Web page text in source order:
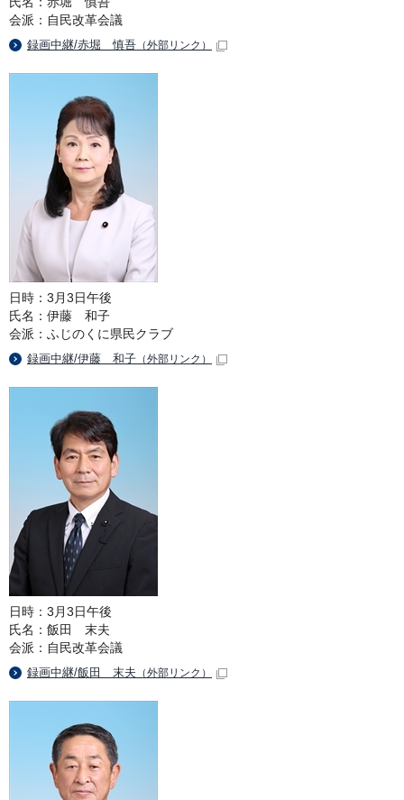
会派：自民改革会議
録画中継/赤堀 慎吾 （外部リンク）
日時：3月3日午後
氏名：伊藤 和子
会派：ふじのくに県民クラブ
録画中継/伊藤 和子 （外部リンク）
日時：3月3日午後
氏名：飯田 末夫
会派：自民改革会議
録画中継/飯田 末夫 （外部リンク）